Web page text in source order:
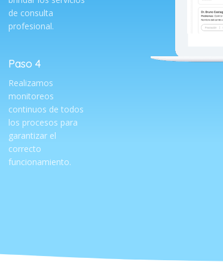
de consulta
profesional.
Paso 4
Realizamos
monitoreos
continuos de todos
los procesos para
garantizar el
correcto
funcionamiento.